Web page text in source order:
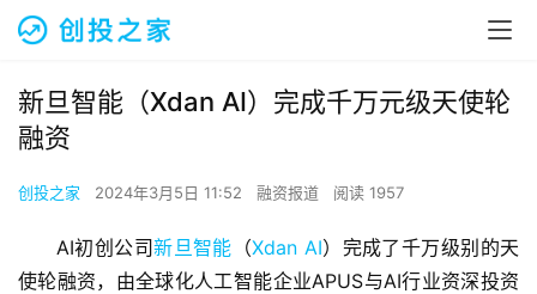
新旦智能（Xdan AI）完成千万元级天使轮
融资
创投之家 2024年3月5日 11:52 融资报道 阅读 1957
AI初创公司新旦智能 （Xdan AI）完成了千万级别的天
使轮融资，由全球化人工智能企业APUS与AI行业资深投资